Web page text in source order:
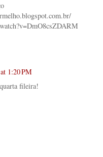
1:20 PM
fileira!